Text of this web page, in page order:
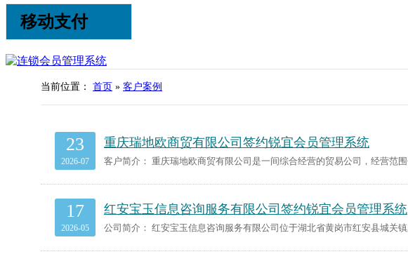
移动支付
当前位置： 首页 » 客户案例
23
2026-07
重庆瑞地欧商贸有限公司签约锐宜会员管理系统
17
2026-05
红安宝玉信息咨询服务有限公司签约锐宜会员管理系统